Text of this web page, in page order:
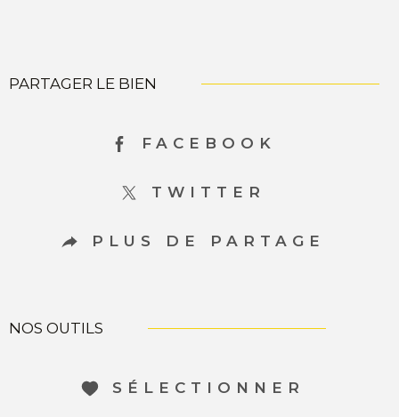
PARTAGER LE BIEN
FACEBOOK
TWITTER
PLUS DE PARTAGE
NOS OUTILS
SÉLECTIONNER